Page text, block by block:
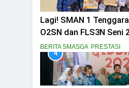
Lagi! SMAN 1
O2SN dan FLS3N Seni
BERITA SMASGA PRESTASI
4